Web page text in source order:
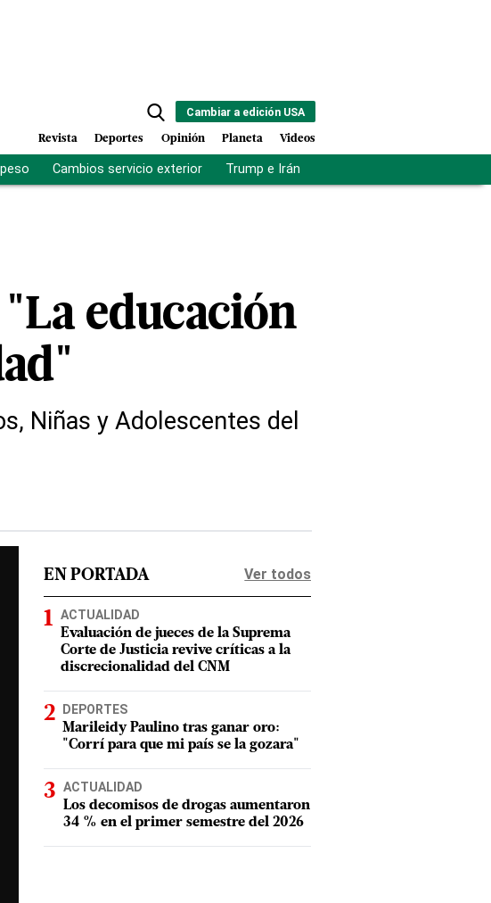
Cambiar a edición USA
Revista Deportes Opinión Planeta Videos
Cambios servicio exterior Trump e Irán
educación
Niñas y Adolescentes del
EN PORTADA Ver todos
ACTUALIDAD
Evaluación de jueces de la Suprema
Corte de Justicia revive críticas a la
discrecionalidad del CNM
DEPORTES
Marileidy Paulino tras ganar oro:
"Corrí para que mi país se la gozara"
ACTUALIDAD
Los decomisos de drogas aumentaron
34 % en el primer semestre del 2026